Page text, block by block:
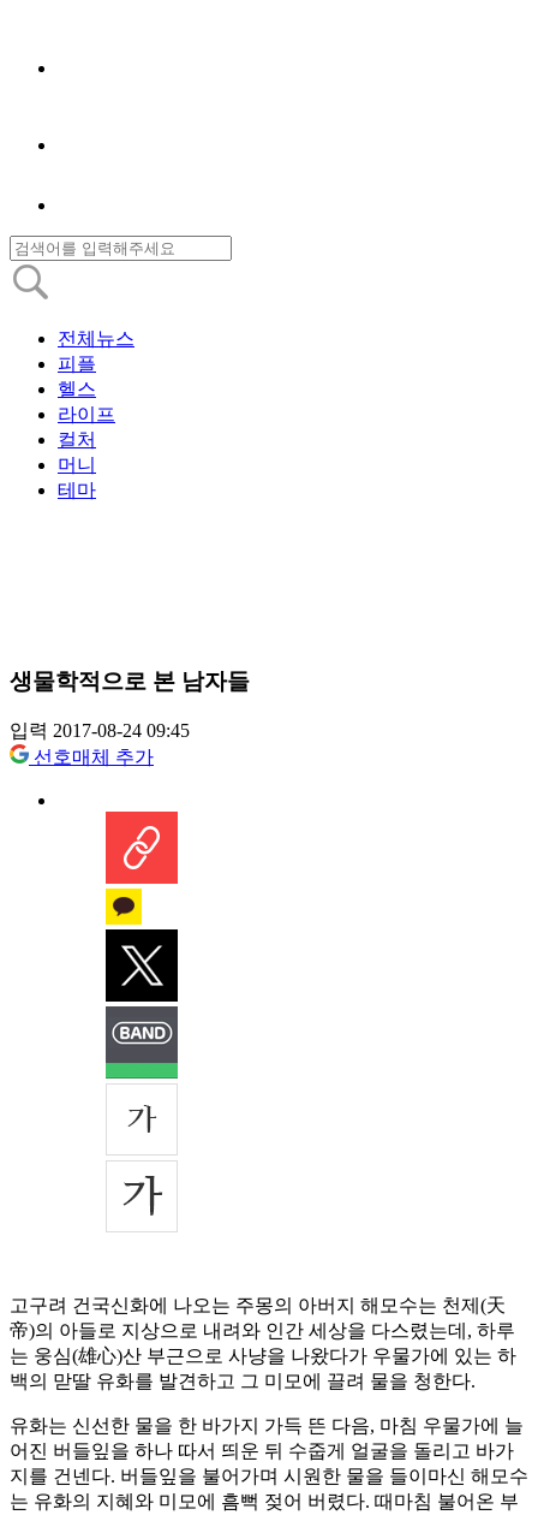
전체뉴스
피플
헬스
라이프
컬처
머니
테마
생물학적으로 본 남자들
입력 2017-08-24 09:45
선호매체 추가
고구려 건국신화에 나오는 주몽의 아버지 해모수는 천제(天
帝)의 아들로 지상으로 내려와 인간 세상을 다스렸는데, 하루
는 웅심(雄心)산 부근으로 사냥을 나왔다가 우물가에 있는 하
백의 맏딸 유화를 발견하고 그 미모에 끌려 물을 청한다.
유화는 신선한 물을 한 바가지 가득 뜬 다음, 마침 우물가에 늘
어진 버들잎을 하나 따서 띄운 뒤 수줍게 얼굴을 돌리고 바가
지를 건넨다. 버들잎을 불어가며 시원한 물을 들이마신 해모수
는 유화의 지혜와 미모에 흠뻑 젖어 버렸다. 때마침 불어온 부